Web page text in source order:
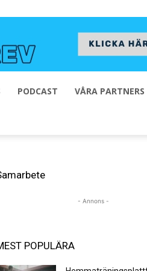
PODCAST VÅRA PARTNERS
- Annons -
POPULÄRA